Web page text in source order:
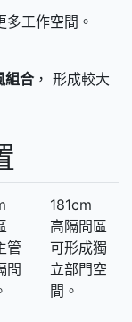
工作空間。
組合 ， 形成較大
管
間
181cm
高隔間區
可形成獨
立部門空
間。